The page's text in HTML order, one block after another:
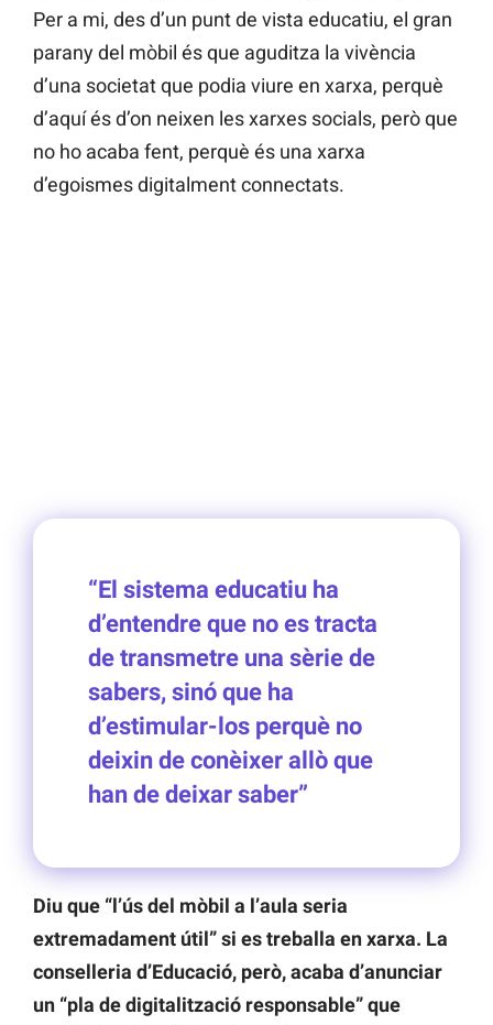
Per a mi, des d’un punt de vista educatiu, el gran
parany del mòbil és que aguditza la vivència
d’una societat que podia viure en xarxa, perquè
d’aquí és d’on neixen les xarxes socials, però que
no ho acaba fent, perquè és una xarxa
d’egoismes digitalment connectats.
“El sistema educatiu ha
d’entendre que no es tracta
de transmetre una sèrie de
sabers, sinó que ha
d’estimular-los perquè no
deixin de conèixer allò que
han de deixar saber”
Diu que “l’ús del mòbil a l’aula seria
extremadament útil” si es treballa en xarxa. La
conselleria d’Educació, però, acaba d’anunciar
un “pla de digitalització responsable” que